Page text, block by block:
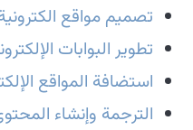
تصميم مواقع
تطوير البوابات
استضافة المواقع
الترجمة وإنشاء